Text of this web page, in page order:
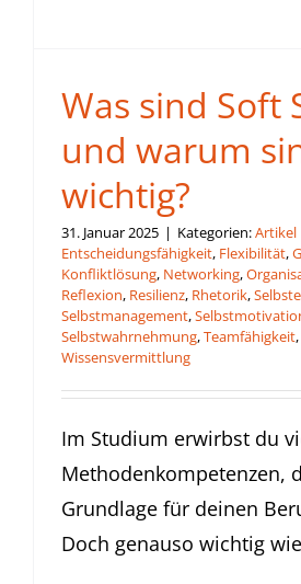
Was sind Soft
und warum
wichtig?
31. Januar 2025 | Kategorien:Artikel
Entscheidungsfähigkeit, Flexibilität,
Konfliktlösung, Networking,
Reflexion, Resilienz, Rhetorik,
Selbstmanagement,
Selbstwahrnehmung,Teamfähigkeit,
Wissensvermittlung
Im Studium erwirbst du
Methodenkompetenzen,
Grundlage für deinen
Doch genauso wichtig wie